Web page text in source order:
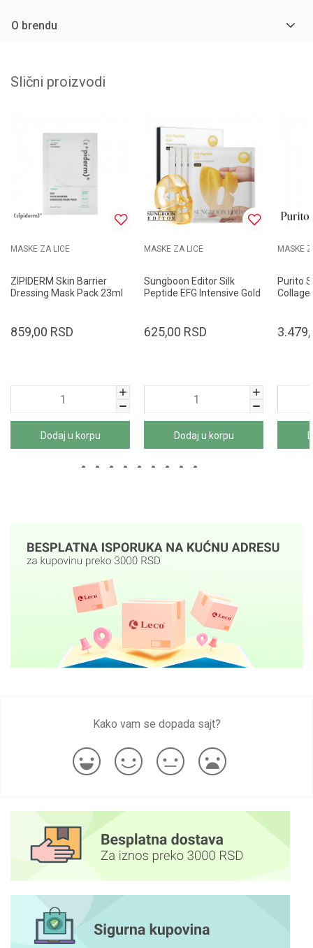
O brendu
Slični proizvodi
MASKE ZA LICE
ZIPIDERM Skin Barrier
Dressing Mask Pack 23ml
859,00 RSD
Dodaj u korpu
MASKE ZA LICE
Sungboon Editor Silk
Peptide EFG Intensive Gold
625,00 RSD
Dodaj u korpu
MASKE
Purito
Kako vam se dopada sajt?